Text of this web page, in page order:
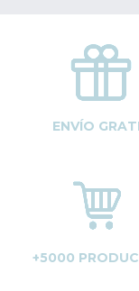
ENVÍO
+5000